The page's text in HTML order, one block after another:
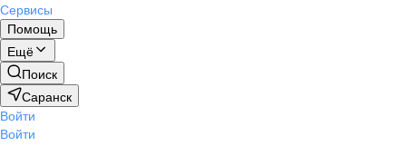
Сервисы
Помощь
Ещё
Поиск
Саранск
Войти
Войти